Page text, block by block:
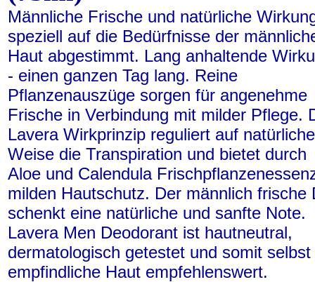
Männliche Frische und natürliche
speziell auf die Bedürfnisse der
Haut abgestimmt. Lang anhaltende
- einen ganzen Tag lang. Reine
Pflanzenauszüge sorgen für angenehme
Frische in Verbindung mit milder Pflege.
Lavera Wirkprinzip reguliert auf natürliche
Weise die Transpiration und bietet durch
Aloe und Calendula
milden Hautschutz. Der männlich frische
schenkt eine natürliche und sanfte Note.
Lavera Men Deodorant ist hautneutral,
dermatologisch getestet und somit selbst
empfindliche Haut empfehlenswert.